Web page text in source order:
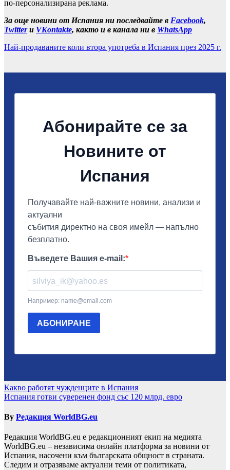
по-персонализирана реклама.
За още новини от Испания ни последвайте в Facebook,
Twitterи VKontakte, както и в канала ни в WhatsApp
Най-продаваните коли втора употреба в Испания през 2025 г.
Навигация
Какво работят чужденците в Испания
Испания готви суверенен фонд със 120 млрд. евро
By Редакция WorldBG.eu
Редакция WorldBG.eu е редакционният екип на медията
WorldBG.eu – независима онлайн платформа за новини от
Испания, насочени към българската общност в страната.
Следим и отразяваме актуални теми от политиката,